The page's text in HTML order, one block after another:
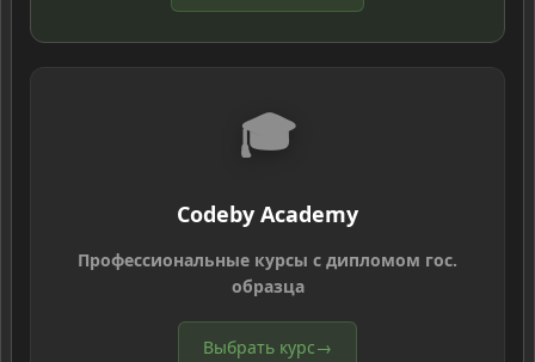
🎓
Codeby Academy
Профессиональные курсы с дипломом гос.
образца
Выбрать курс→